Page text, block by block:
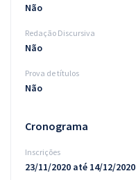
Não
Redação Discursiva
Não
Prova de títulos
Não
Cronograma
Inscrições
23/11/2020 até 14/12/2020